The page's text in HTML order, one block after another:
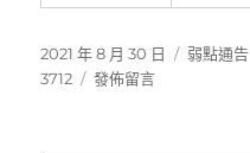
發
佈
2021 年 8 月 30 日
分
弱點通告
3712
在
發佈留言